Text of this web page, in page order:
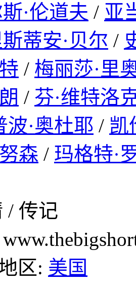
·伦道夫 / 亚
蒂安·贝尔 /
/ 梅丽莎·里
/ 芬·维特洛
波·奥杜耶 / 凯
森 / 玛格特·
/ 传记
区: 美国